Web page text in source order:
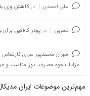
علی احمدی در کاهش وزن با
نسرین در پودر کافئین
مهران محمدپور سرای کارشناس
مزایا، نحوه مصرف، دوز مناسب و
مهم‌ترین موضوعات ایران